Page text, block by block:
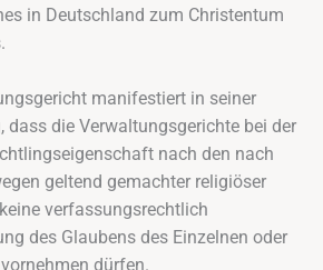
in Deutschland zum Christentum
manifestiert in seiner
dass die Verwaltungsgerichte bei der
nach den nach
geltend gemachter religiöser
verfassungsrechtlich
des Glaubens des Einzelnen oder
dürfen.